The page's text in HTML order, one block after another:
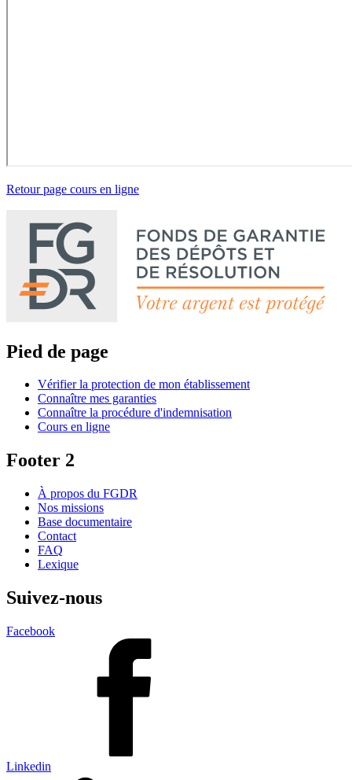
Retour page cours en ligne
Pied de page
Vérifier la protection de mon établissement
Connaître mes garanties
Connaître la procédure d'indemnisation
Cours en ligne
Footer 2
À propos du FGDR
Nos missions
Base documentaire
Contact
FAQ
Lexique
Suivez-nous
Facebook
Linkedin